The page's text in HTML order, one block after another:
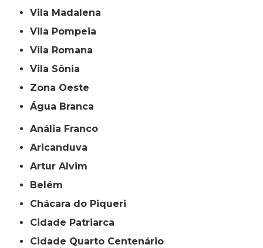
Vila Madalena
Vila Pompeia
Vila Romana
Vila Sônia
Zona Oeste
Água Branca
Anália Franco
Aricanduva
Artur Alvim
Belém
Chácara do Piqueri
Cidade Patriarca
Cidade Quarto Centenário